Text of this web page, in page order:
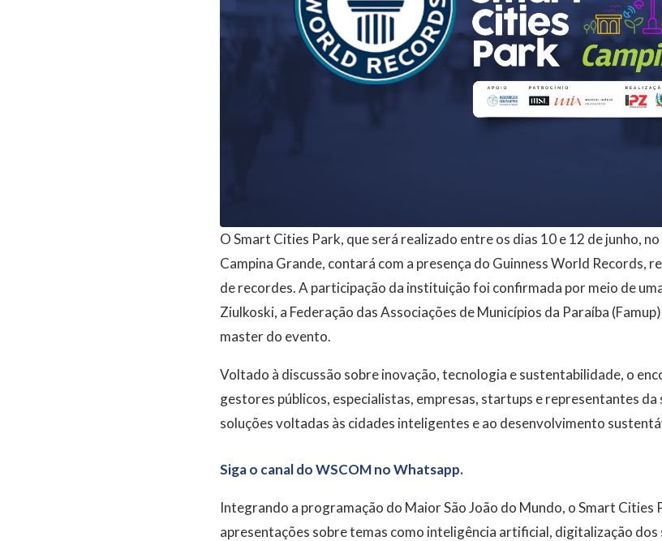
O Smart Cities Park, que será realizado entre os dias 10 e 12 de junho,
Campina Grande, contará com a presença do Guinness World Records,
de recordes. A participação da instituição foi confirmada por meio de
Ziulkoski, a Federação das Associações de Municípios da Paraíba
master do evento.
Voltado à discussão sobre inovação, tecnologia e sustentabilidade, o
gestores públicos, especialistas, empresas, startups e representantes
soluções voltadas às cidades inteligentes e ao desenvolvimento
Siga o canal do WSCOM no Whatsapp.
Integrando a programação do Maior São João do Mundo, o Smart Cities
apresentações sobre temas como inteligência artificial, digitalização